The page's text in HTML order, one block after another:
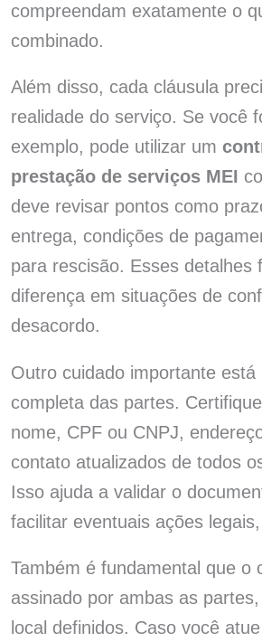
compreendam exatamente o
combinado.
Além disso, cada cláusula
realidade do serviço. Se você
exemplo, pode utilizar um
prestação de serviços MEI
deve revisar pontos como
entrega, condições de
para rescisão. Esses detalhes
diferença em situações de
desacordo.
Outro cuidado importante está
completa das partes.
nome, CPF ou CNPJ,
contato atualizados de todos
Isso ajuda a validar o
facilitar eventuais ações
Também é fundamental que o
assinado por ambas as
local definidos. Caso você